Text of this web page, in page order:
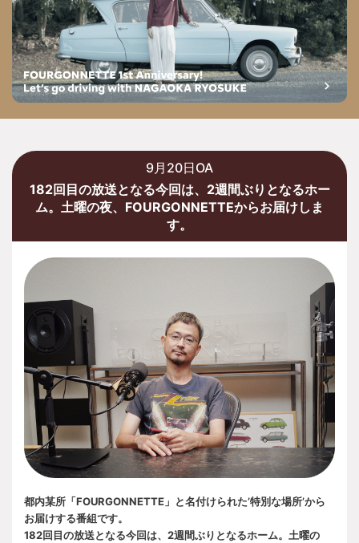
9月20日OA
182回目の放送となる今回は、2週間ぶりとなるホー
ム。土曜の夜、FOURGONNETTEからお届けしま
す。
都内某所「FOURGONNETTE」と名付けられた’特別な場所’から
お届けする番組です。
182回目の放送となる今回は、2週間ぶりとなるホーム。土曜の